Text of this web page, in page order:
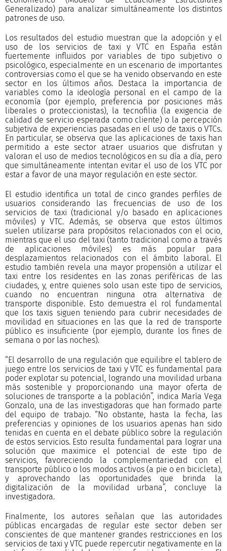
Generalizado) para analizar simultáneamente los distintos
patrones de uso.
Los resultados del estudio muestran que la adopción y el
uso de los servicios de taxi y VTC en España están
fuertemente influidos por variables de tipo subjetivo o
psicológico, especialmente en un escenario de importantes
controversias como el que se ha venido observando en este
sector en los últimos años. Destaca la importancia de
variables como la ideología personal en el campo de la
economía (por ejemplo, preferencia por posiciones más
liberales o proteccionistas), la tecnofilia (la exigencia de
calidad de servicio esperada como cliente) o la percepción
subjetiva de experiencias pasadas en el uso de taxis o VTCs.
En particular, se observa que las aplicaciones de taxis han
permitido a este sector atraer usuarios que disfrutan y
valoran el uso de medios tecnológicos en su día a día, pero
que simultáneamente intentan evitar el uso de los VTC por
estar a favor de una mayor regulación en este sector.
El estudio identifica un total de cinco grandes perfiles de
usuarios considerando las frecuencias de uso de los
servicios de taxi (tradicional y/o basado en aplicaciones
móviles) y VTC. Además, se observa que estos últimos
suelen utilizarse para propósitos relacionados con el ocio,
mientras que el uso del taxi (tanto tradicional como a través
de aplicaciones móviles) es más popular para
desplazamientos relacionados con el ámbito laboral. El
estudio también revela una mayor propensión a utilizar el
taxi entre los residentes en las zonas periféricas de las
ciudades, y, entre quienes solo usan este tipo de servicios,
cuando no encuentran ninguna otra alternativa de
transporte disponible. Esto demuestra el rol fundamental
que los taxis siguen teniendo para cubrir necesidades de
movilidad en situaciones en las que la red de transporte
público es insuficiente (por ejemplo, durante los fines de
semana o por las noches).
“El desarrollo de una regulación que equilibre el tablero de
juego entre los servicios de taxi y VTC es fundamental para
poder explotar su potencial, logrando una movilidad urbana
más sostenible y proporcionando una mayor oferta de
soluciones de transporte a la población”, indica María Vega
Gonzalo, una de las investigadoras que han formado parte
del equipo de trabajo. “No obstante, hasta la fecha, las
preferencias y opiniones de los usuarios apenas han sido
tenidas en cuenta en el debate público sobre la regulación
de estos servicios. Esto resulta fundamental para lograr una
solución que maximice el potencial de este tipo de
servicios, favoreciendo la complementariedad con el
transporte público o los modos activos (a pie o en bicicleta),
y aprovechando las oportunidades que brinda la
digitalización de la movilidad urbana”, concluye la
investigadora.
Finalmente, los autores señalan que las autoridades
públicas encargadas de regular este sector deben ser
conscientes de que mantener grandes restricciones en los
servicios de taxi y VTC puede repercutir negativamente en la